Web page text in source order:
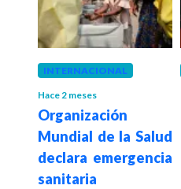
INTERNACIONAL
Hace 2 meses
Organización
Mundial de la Salud
declara emergencia
sanitaria